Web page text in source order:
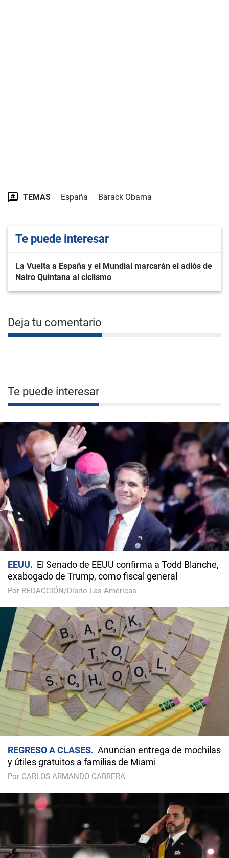
TEMAS España Barack Obama
Te puede interesar
La Vuelta a España y el Mundial marcarán el adiós de
Nairo Quintana al ciclismo
Deja tu comentario
Te puede interesar
EEUU
El Senado de EEUU confirma a Todd Blanche,
exabogado de Trump, como fiscal general
Por REDACCIÓN/Diario Las Américas
REGRESO A CLASES
Anuncian entrega de mochilas
y útiles gratuitos a familias de Miami
Por CARLOS ARMANDO CABRERA